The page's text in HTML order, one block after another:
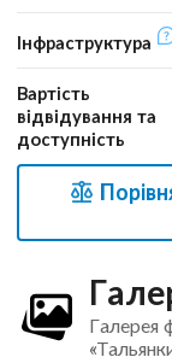
Інфраструктура
Вартість
відвідування та
доступність
Галерея